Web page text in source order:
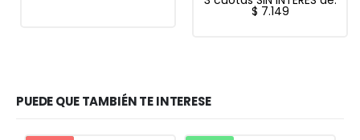
$ 7.149
PUEDE QUE TAMBIÉN TE INTERESE